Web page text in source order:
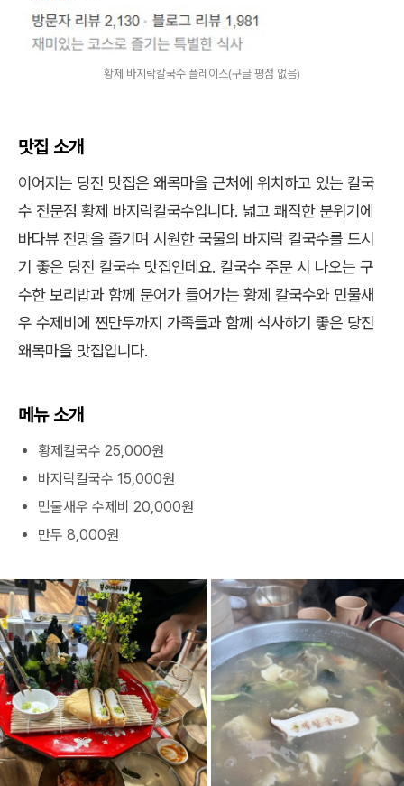
황제 바지락칼국수 플레이스(구글 평점 없음)
맛집 소개
이어지는 당진 맛집은 왜목마을 근처에 위치하고 있는 칼국
수 전문점 황제 바지락칼국수입니다. 넓고 쾌적한 분위기에
바다뷰 전망을 즐기며 시원한 국물의 바지락 칼국수를 드시
기 좋은 당진 칼국수 맛집인데요. 칼국수 주문 시 나오는 구
수한 보리밥과 함께 문어가 들어가는 황제 칼국수와 민물새
우 수제비에 찐만두까지 가족들과 함께 식사하기 좋은 당진
왜목마을 맛집입니다.
메뉴 소개
황제칼국수 25,000원
바지락칼국수 15,000원
민물새우 수제비 20,000원
만두 8,000원